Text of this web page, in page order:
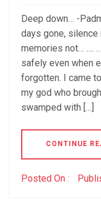
Deep down… -
days gone, silence
memories not… ….
safely even when
forgotten. I came
my god who
swamped with […]
CONTINUE
Posted On :